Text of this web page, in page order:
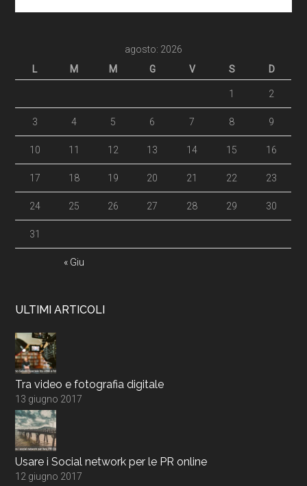
agosto: 2026
L
M M G V S D
« Giu
1 2
3 4 5 6 7 8 9
10 11 12 13 14 15 16
17 18 19 20 21 22 23
24 25 26 27 28 29 30
31
ULTIMI ARTICOLI
Tra video e fotografia digitale
13 giugno 2017
Usare i Social network per le PR online
12 giugno 2017